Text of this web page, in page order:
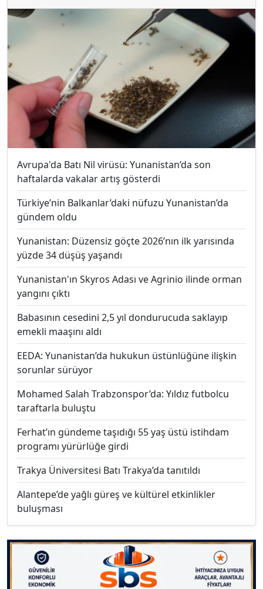
Avrupa'da Batı Nil virüsü: Yunanistan’da son
haftalarda vakalar artış gösterdi
Türkiye’nin Balkanlar’daki nüfuzu Yunanistan’da
gündem oldu
Yunanistan: Düzensiz göçte 2026’nın ilk yarısında
yüzde 34 düşüş yaşandı
Yunanistan'ın Skyros Adası ve Agrinio ilinde orman
yangını çıktı
Babasının cesedini 2,5 yıl dondurucuda saklayıp
emekli maaşını aldı
EEDA: Yunanistan’da hukukun üstünlüğüne ilişkin
sorunlar sürüyor
Mohamed Salah Trabzonspor’da: Yıldız futbolcu
taraftarla buluştu
Ferhat’ın gündeme taşıdığı 55 yaş üstü istihdam
programı yürürlüğe girdi
Trakya Üniversitesi Batı Trakya’da tanıtıldı
Alantepe’de yağlı güreş ve kültürel etkinlikler
buluşması